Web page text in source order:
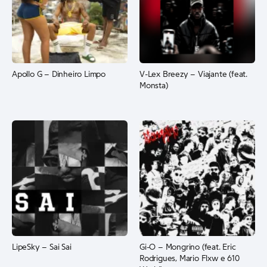
Apollo G – Dinheiro Limpo
V-Lex Breezy – Viajante (feat.
Monsta)
LipeSky – Sai Sai
Gi-O – Mongrino (feat. Eric
Rodrigues, Mario Flxw e 610